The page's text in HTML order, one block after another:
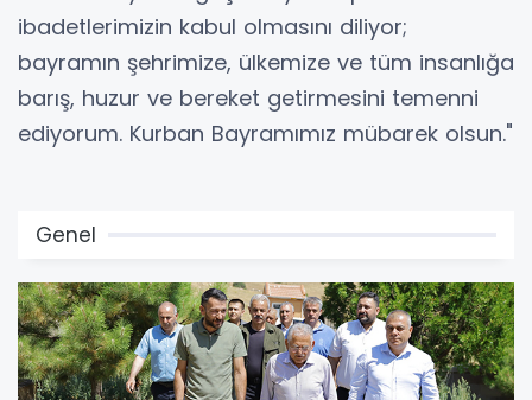
ibadetlerimizin kabul olmasını diliyor;
bayramın şehrimize, ülkemize ve tüm insanlığa
barış, huzur ve bereket getirmesini temenni
ediyorum. Kurban Bayramımız mübarek olsun."
Genel